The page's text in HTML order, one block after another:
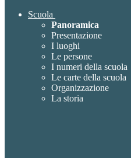
Scuola
Panoramica
Presentazione
I luoghi
Le persone
I numeri della scuola
Le carte della scuola
Organizzazione
La storia